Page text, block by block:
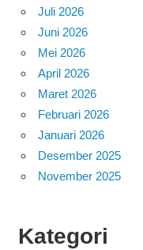
Juli 2026
Juni 2026
Mei 2026
April 2026
Maret 2026
Februari 2026
Januari 2026
Desember 2025
November 2025
Kategori